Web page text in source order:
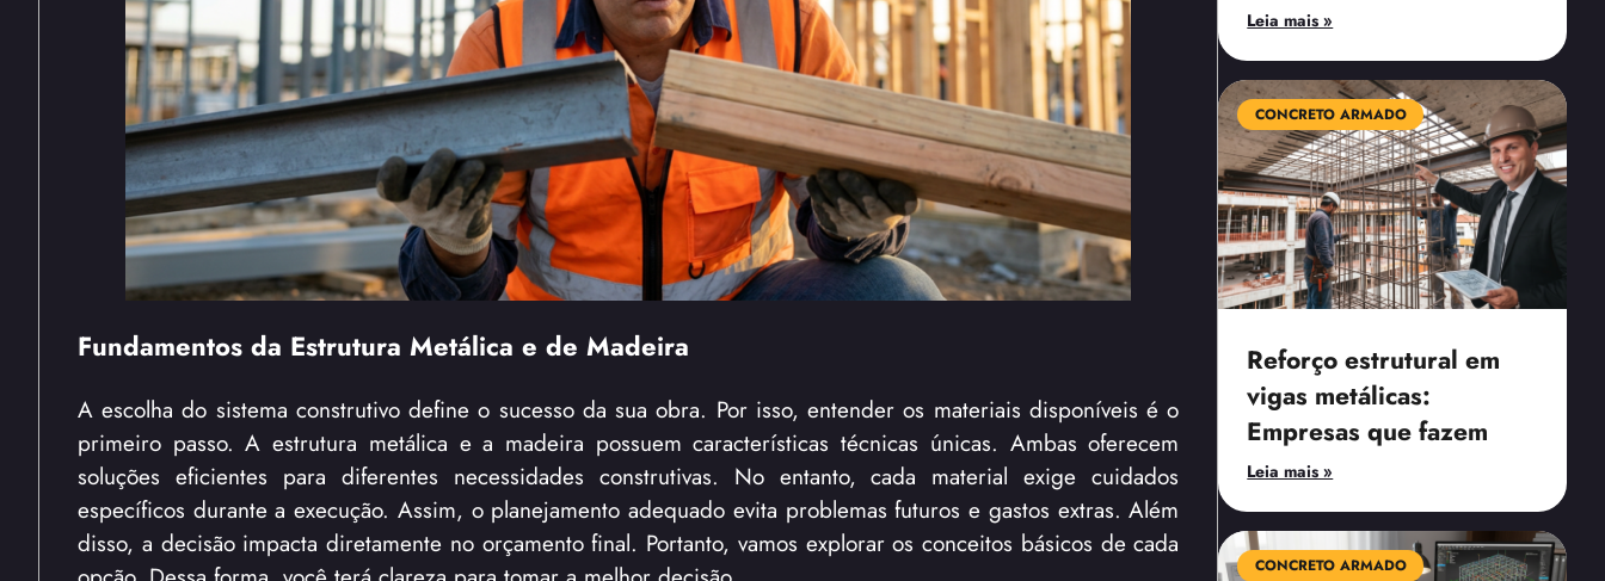
Fundamentos da Estrutura Metálica e de Madeira
A escolha do sistema construtivo define o sucesso da sua obra. Por isso, entender os materiais disponíveis é o
primeiro passo. A estrutura metálica e a madeira possuem características técnicas únicas. Ambas oferecem
soluções eficientes para diferentes necessidades construtivas. No entanto, cada material exige cuidados
específicos durante a execução. Assim, o planejamento adequado evita problemas futuros e gastos extras. Além
disso, a decisão impacta diretamente no orçamento final. Portanto, vamos explorar os conceitos básicos de cada
Leia mais »
CONCRETO ARMADO
Reforço estrutural em
vigas metálicas:
Empresas que fazem
Leia mais »
CONCRETO ARMADO